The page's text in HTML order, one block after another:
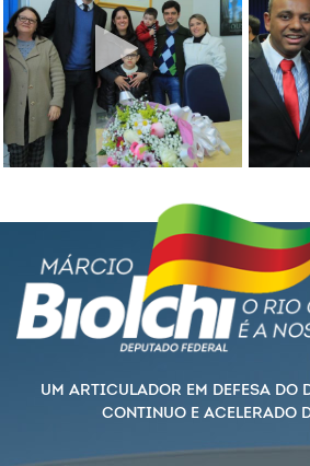
UM ARTICULADOR EM DEFESA DO
CONTINUO E ACELERADO